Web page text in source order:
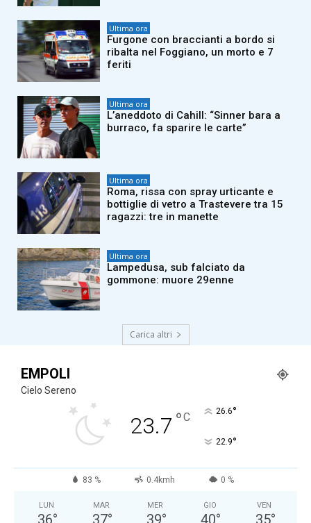
Ultima ora
Furgone con braccianti a bordo si
ribalta nel Foggiano, un morto e 7
feriti
Ultima ora
L’aneddoto di Cahill: “Sinner bara a
burraco, fa sparire le carte”
Ultima ora
Roma, rissa con spray urticante e
bottiglie di vetro a Trastevere tra 15
ragazzi: tre in manette
Ultima ora
Lampedusa, sub falciato da
gommone: muore 29enne
Carica altri
EMPOLI
Cielo Sereno
23.7 °C 26.6°
22.9°
83 % 0.4kmh 0 %
LUN
36°
MAR
37°
MER
39°
GIO
40°
VEN
35°